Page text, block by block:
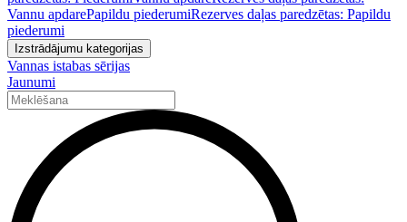
Vannu apdarePapildu piederumiRezerves daļas paredzētas: Papildu
piederumi
Izstrādājumu kategorijas
Vannas istabas sērijas
Jaunumi